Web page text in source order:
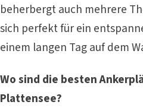
beherbergt auch mehrere
sich perfekt für ein
einem langen Tag auf dem
Wo sind die besten
Plattensee?